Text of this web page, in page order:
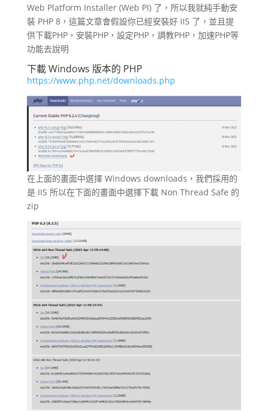
Web Platform Installer (Web PI) 了，所以我就純手動安
裝 PHP 8，這篇文章會假設你已經安裝好 IIS 了，並且提
供下載PHP，安裝PHP，設定PHP，調教PHP，加速PHP等
功能去說明
下載 Windows 版本的 PHP
https://www.php.net/downloads.php
在上面的畫面中選擇 Windows downloads，我們採用的
是 IIS 所以在下面的畫面中選擇下載 Non Thread Safe 的
zip